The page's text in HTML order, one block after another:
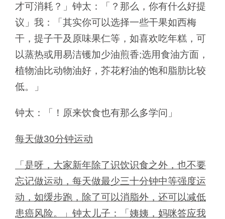
才可消耗？」钟太：「？那么，你有什么好提
议」我：「其实你可以选择一些干果如西梅
干，提子干及原味果仁等，如喜欢吃年糕，可
以蒸热或用易洁镬加少油煎香;选用食油方面，
植物油比动物油好，芥花籽油的饱和脂肪比较
低。」
钟太：「！原来饮食也有那么多学问」
每天做30分钟运动
「是呀，大家新年除了识饮识食之外，也不要
忘记做运动，每天做最少三十分钟中等强度运
动，如缓步跑，除了可以消脂外，还可以减低
患癌风险。」钟太儿子：「姨姨，妈咪答应我